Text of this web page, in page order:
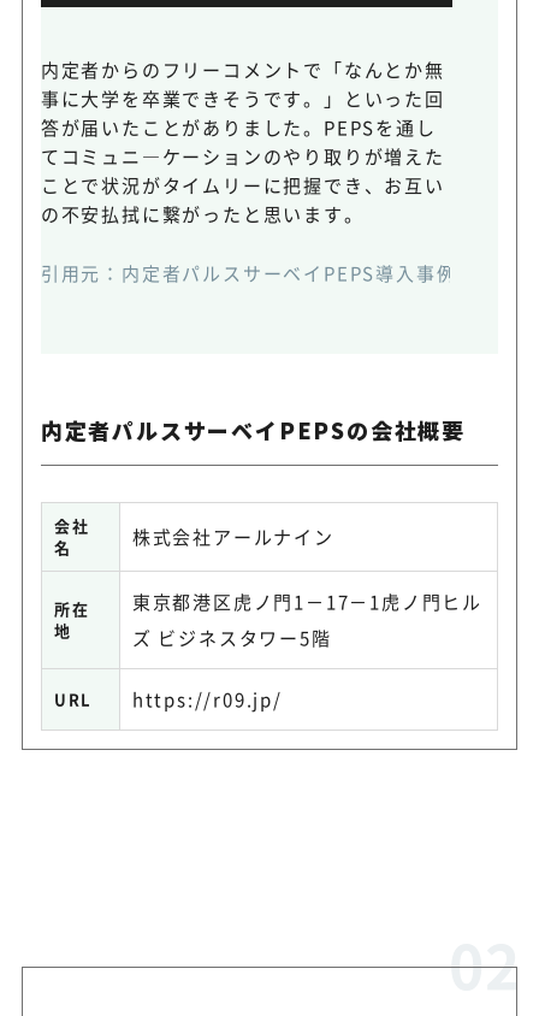
内定者からのフリーコメントで「なんとか無
事に大学を卒業できそうです。」といった回
答が届いたことがありました。PEPSを通し
てコミュニ―ケーションのやり取りが増えた
ことで状況がタイムリーに把握でき、お互い
の不安払拭に繋がったと思います。
引用元： 内定者パルスサーベイPEPS導入事例紹介
内定者パルスサーベイPEPSの会社概要
会社
名
株式会社アールナイン
所在
地
東京都港区虎ノ門1－17－1虎ノ門ヒル
ズ ビジネスタワー5階
URL https://r09.jp/